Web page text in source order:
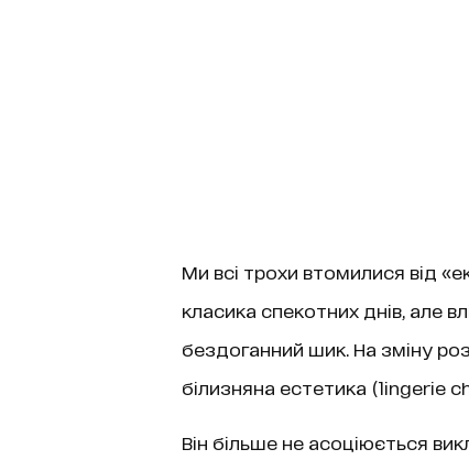
Ми всі трохи втомилися від
класика спекотних днів, але
бездоганний шик. На зміну
білизняна естетика (lingerie
Він більше не асоціюється